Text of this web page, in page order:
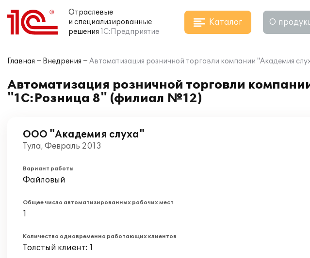
Отраслевые
и специализированные
решения 1С:Предприятие
Каталог О
Главная Внедрения Автоматизация розничной торговли компании "Академия
Автоматизация розничной торговли
"1С:Розница 8" (филиал №12)
ООО "Академия слуха"
Тула, Февраль 2013
Вариант работы
Файловый
Общее число автоматизированных рабочих мест
1
Количество одновременно работающих клиентов
Толстый клиент: 1